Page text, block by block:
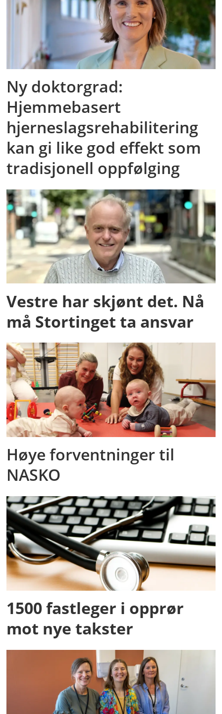
Ny doktorgrad:
Hjemmebasert
hjerneslagsrehabilitering
kan gi like god effekt som
tradisjonell oppfølging
Vestre har skjønt det. Nå
må Stortinget ta ansvar
Høye forventninger til
NASKO
1500 fastleger i opprør
mot nye takster